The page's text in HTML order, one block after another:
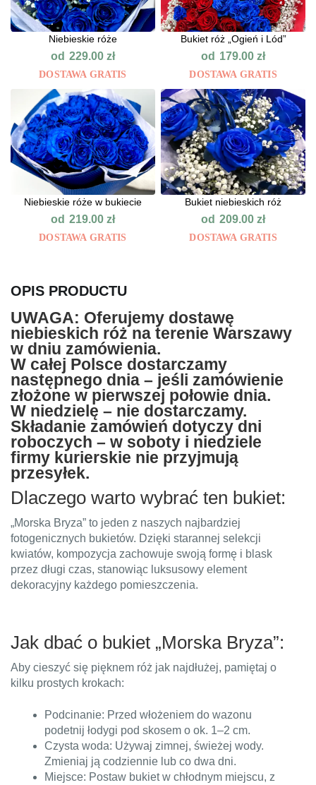
Niebieskie róże
od 229.00 zł
DOSTAWA GRATIS
Bukiet róż „Ogień i Lód”
od 179.00zł
DOSTAWA GRATIS
Niebieskie róże w bukiecie
od 219.00 zł
DOSTAWA GRATIS
Bukiet niebieskich róż
od 209.00zł
DOSTAWA GRATIS
OPIS PRODUCTU
UWAGA: Oferujemy dostawę
niebieskich róż na terenie Warszawy
w dniu zamówienia.
W całej Polsce dostarczamy
następnego dnia – jeśli zamówienie
złożone w pierwszej połowie dnia.
W niedzielę – nie dostarczamy.
Składanie zamówień dotyczy dni
roboczych – w soboty i niedziele
firmy kurierskie nie przyjmują
przesyłek.
Dlaczego warto wybrać ten bukiet:
„Morska Bryza” to jeden z naszych najbardziej
fotogenicznych bukietów. Dzięki starannej selekcji
kwiatów, kompozycja zachowuje swoją formę i blask
przez długi czas, stanowiąc luksusowy element
dekoracyjny każdego pomieszczenia.
Jak dbać o bukiet „Morska Bryza”:
Aby cieszyć się pięknem róż jak najdłużej, pamiętaj o
kilku prostych krokach:
Podcinanie: Przed włożeniem do wazonu
podetnij łodygi pod skosem o ok. 1–2 cm.
Czysta woda: Używaj zimnej, świeżej wody.
Zmieniaj ją codziennie lub co dwa dni.
Miejsce: Postaw bukiet w chłodnym miejscu, z